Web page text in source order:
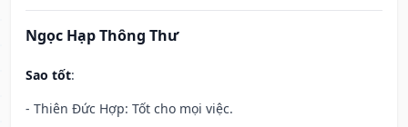
Ngọc Hạp Thông Thư
Sao tốt:
- Thiên Đức Hợp: Tốt cho mọi việc.